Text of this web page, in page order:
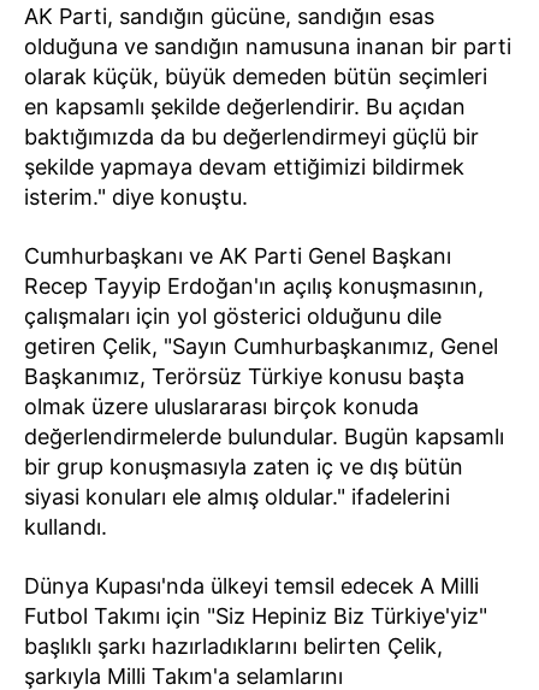
AK Parti, sandığın gücüne, sandığın esas
olduğuna ve sandığın namusuna inanan bir parti
olarak küçük, büyük demeden bütün seçimleri
en kapsamlı şekilde değerlendirir. Bu açıdan
baktığımızda da bu değerlendirmeyi güçlü bir
şekilde yapmaya devam ettiğimizi bildirmek
isterim." diye konuştu.
Cumhurbaşkanı ve AK Parti Genel Başkanı
Recep Tayyip Erdoğan'ın açılış konuşmasının,
çalışmaları için yol gösterici olduğunu dile
getiren Çelik, "Sayın Cumhurbaşkanımız, Genel
Başkanımız, Terörsüz Türkiye konusu başta
olmak üzere uluslararası birçok konuda
değerlendirmelerde bulundular. Bugün kapsamlı
bir grup konuşmasıyla zaten iç ve dış bütün
siyasi konuları ele almış oldular." ifadelerini
kullandı.
Dünya Kupası'nda ülkeyi temsil edecek A Milli
Futbol Takımı için "Siz Hepiniz Biz Türkiye'yiz"
başlıklı şarkı hazırladıklarını belirten Çelik,
şarkıyla Milli Takım'a selamlarını